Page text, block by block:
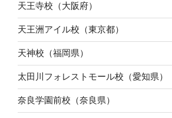
天王寺校（大阪府）
天王洲アイル校（東京都）
天神校（福岡県）
太田川フォレストモール校（愛知県）
奈良学園前校（奈良県）